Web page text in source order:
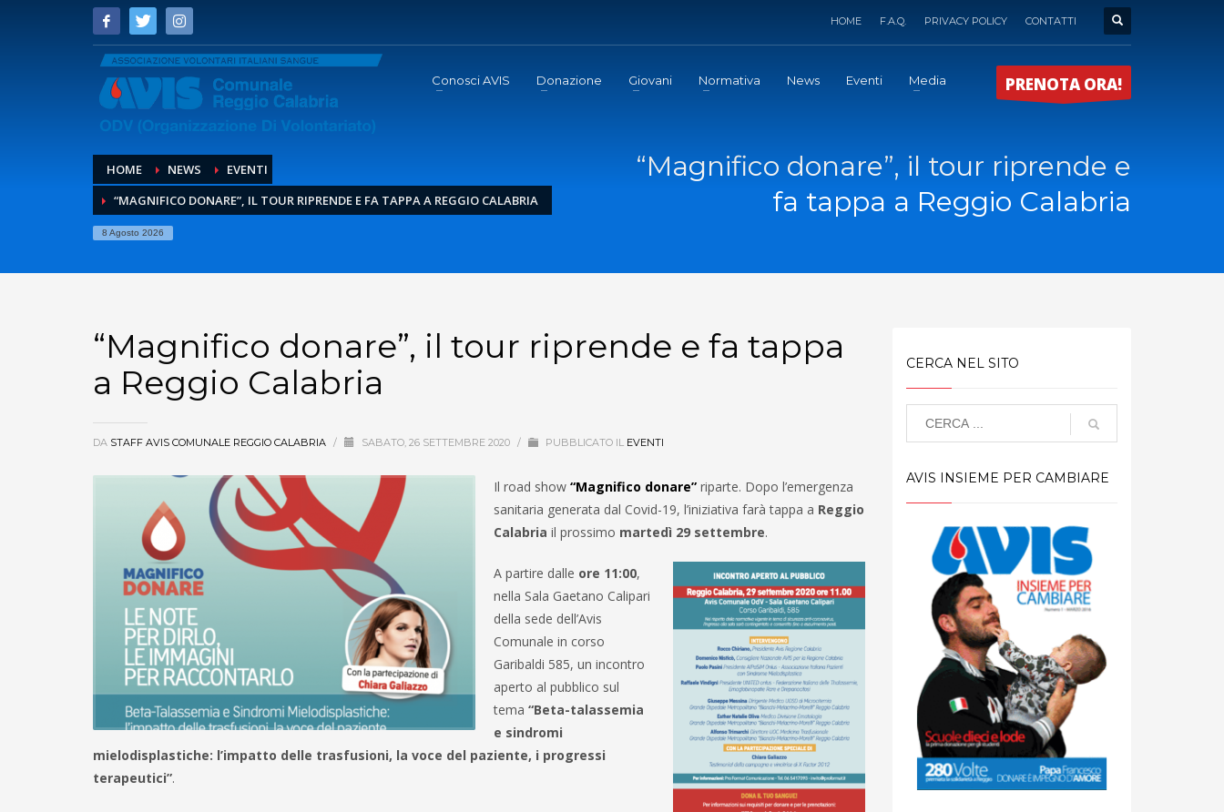
HOME F.A.Q. PRIVACY POLICY CONTATTI
Conosci AVIS Donazione Giovani Normativa News Eventi Media PRENOTA ORA!
HOME NEWS
EVENTI
“MAGNIFICO DONARE”, IL TOUR RIPRENDE E FA TAPPA A REGGIO CALABRIA
8 Agosto 2026
“Magnifico donare”, il tour riprende e
fa tappa a Reggio Calabria
“Magnifico donare”, il tour riprende e fa tappa
a Reggio Calabria
DA STAFF AVIS COMUNALE REGGIO CALABRIA / SABATO, 26 SETTEMBRE 2020 / PUBBLICATO IL EVENTI
Il road show “Magnifico donare” riparte. Dopo l’emergenza
sanitaria generata dal Covid-19, l’iniziativa farà tappa a Reggio
Calabria il prossimo martedì 29 settembre.
A partire dalle ore 11:00,
nella Sala Gaetano Calipari
della sede dell’Avis
Comunale in corso
Garibaldi 585, un incontro
aperto al pubblico sul
tema “Beta-talassemia
e sindromi
mielodisplastiche: l’impatto delle trasfusioni, la voce del paziente, i progressi
terapeutici”.
CERCA NEL SITO
AVIS INSIEME PER CAMBIARE